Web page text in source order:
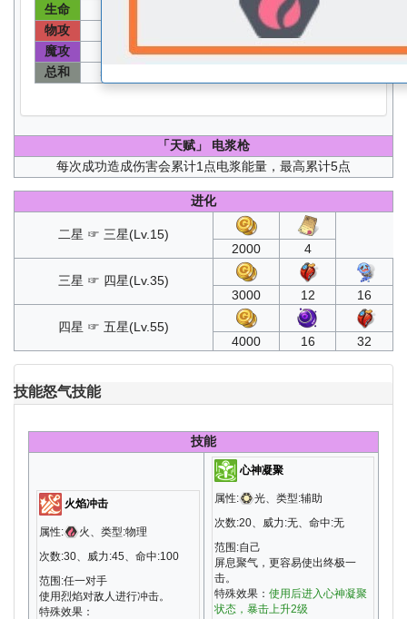
生命
117
物攻
75
魔攻
317 魔防 75
387
总和
536
「天赋」
电浆枪
每次成功造成伤害会累计1点电浆能量，最高累计5点
进化
二星 ☞ 三星(Lv.15)
2000
4
三星 ☞ 四星(Lv.35)
3000
12 16
四星 ☞ 五星(Lv.55)
4000
16 32
技能怒气技能
技能
火焰冲击
属性:
火、类型:物理
次数:30、威力:45、命中:100
范围:任一对手
使用烈焰对敌人进行冲击。
特殊效果：
心神凝聚
属性:
光、类型:辅助
次数:20、威力:无、命中:无
范围:自己
屏息聚气，更容易使出终极一
击。
特殊效果： 使用后进入心神凝聚
状态，暴击上升2级